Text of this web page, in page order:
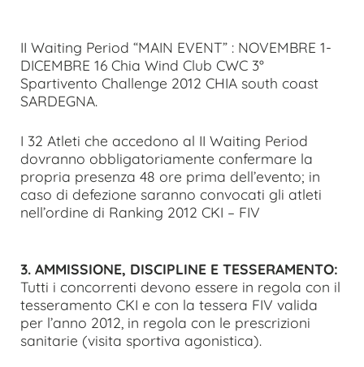
II Waiting Period “MAIN EVENT” : NOVEMBRE 1-
DICEMBRE 16 Chia Wind Club CWC 3°
Spartivento Challenge 2012 CHIA south coast
SARDEGNA.
I 32 Atleti che accedono al II Waiting Period
dovranno obbligatoriamente confermare la
propria presenza 48 ore prima dell’evento; in
caso di defezione saranno convocati gli atleti
nell’ordine di Ranking 2012 CKI – FIV
3. AMMISSIONE, DISCIPLINE E TESSERAMENTO:
Tutti i concorrenti devono essere in regola con il
tesseramento CKI e con la tessera FIV valida
per l’anno 2012, in regola con le prescrizioni
sanitarie (visita sportiva agonistica).